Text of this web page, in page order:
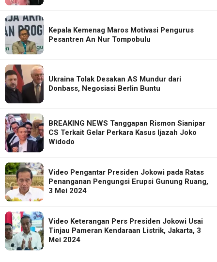
Kepala Kemenag Maros Motivasi Pengurus
Pesantren An Nur Tompobulu
Ukraina Tolak Desakan AS Mundur dari
Donbass, Negosiasi Berlin Buntu
BREAKING NEWS Tanggapan Rismon Sianipar
CS Terkait Gelar Perkara Kasus Ijazah Joko
Widodo
Video Pengantar Presiden Jokowi pada Ratas
Penanganan Pengungsi Erupsi Gunung Ruang,
3 Mei 2024
Video Keterangan Pers Presiden Jokowi Usai
Tinjau Pameran Kendaraan Listrik, Jakarta, 3
Mei 2024